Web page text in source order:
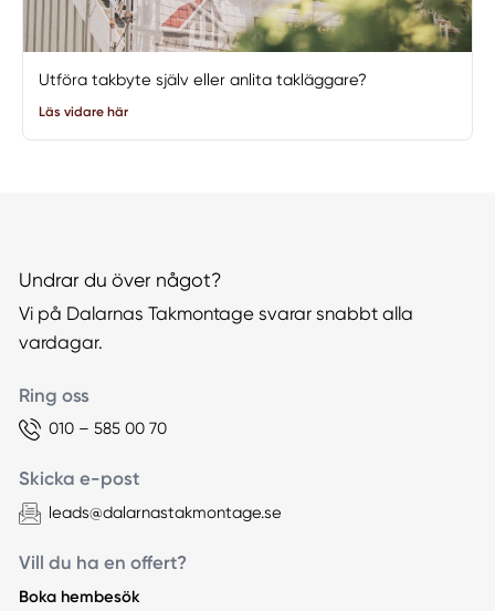
Utföra takbyte själv eller anlita takläggare?
Läs vidare här
Undrar du över något?
Vi på Dalarnas Takmontage svarar snabbt alla
vardagar.
Ring oss
010 – 585 00 70
Skicka e-post
leads@dalarnastakmontage.se
Vill du ha en offert?
Boka hembesök